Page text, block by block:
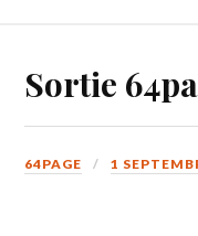
Sortie
64PAGE 1